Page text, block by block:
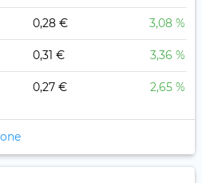
0,28 € 3,08 %
0,31 € 3,36 %
0,27 € 2,65 %